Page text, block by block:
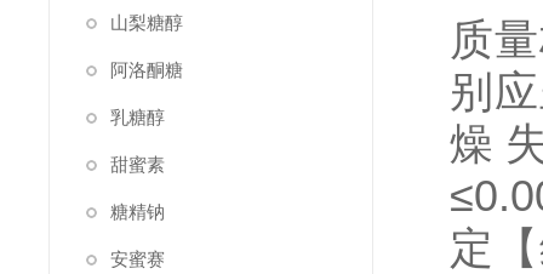
山梨糖醇
阿洛酮糖
乳糖醇
甜蜜素
糖精钠
安蜜赛
质
别
燥
定